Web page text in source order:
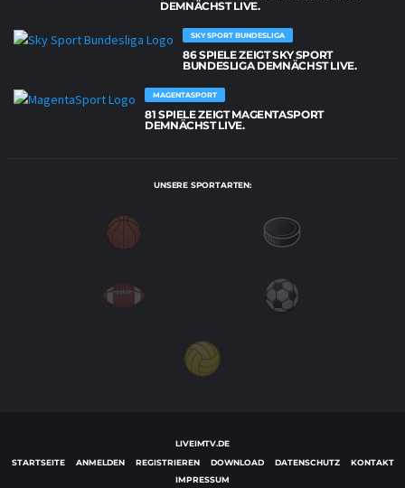
DEMNÄCHST LIVE.
SKY SPORT BUNDESLIGA
86 SPIELE ZEIGT SKY SPORT
BUNDESLIGA DEMNÄCHST LIVE.
MAGENTASPORT
81 SPIELE ZEIGT MAGENTASPORT
DEMNÄCHST LIVE.
UNSERE SPORTARTEN:
LIVEIMTV.DE
STARTSEITE
ANMELDEN REGISTRIEREN DOWNLOAD DATENSCHUTZ
KONTAKT
IMPRESSUM